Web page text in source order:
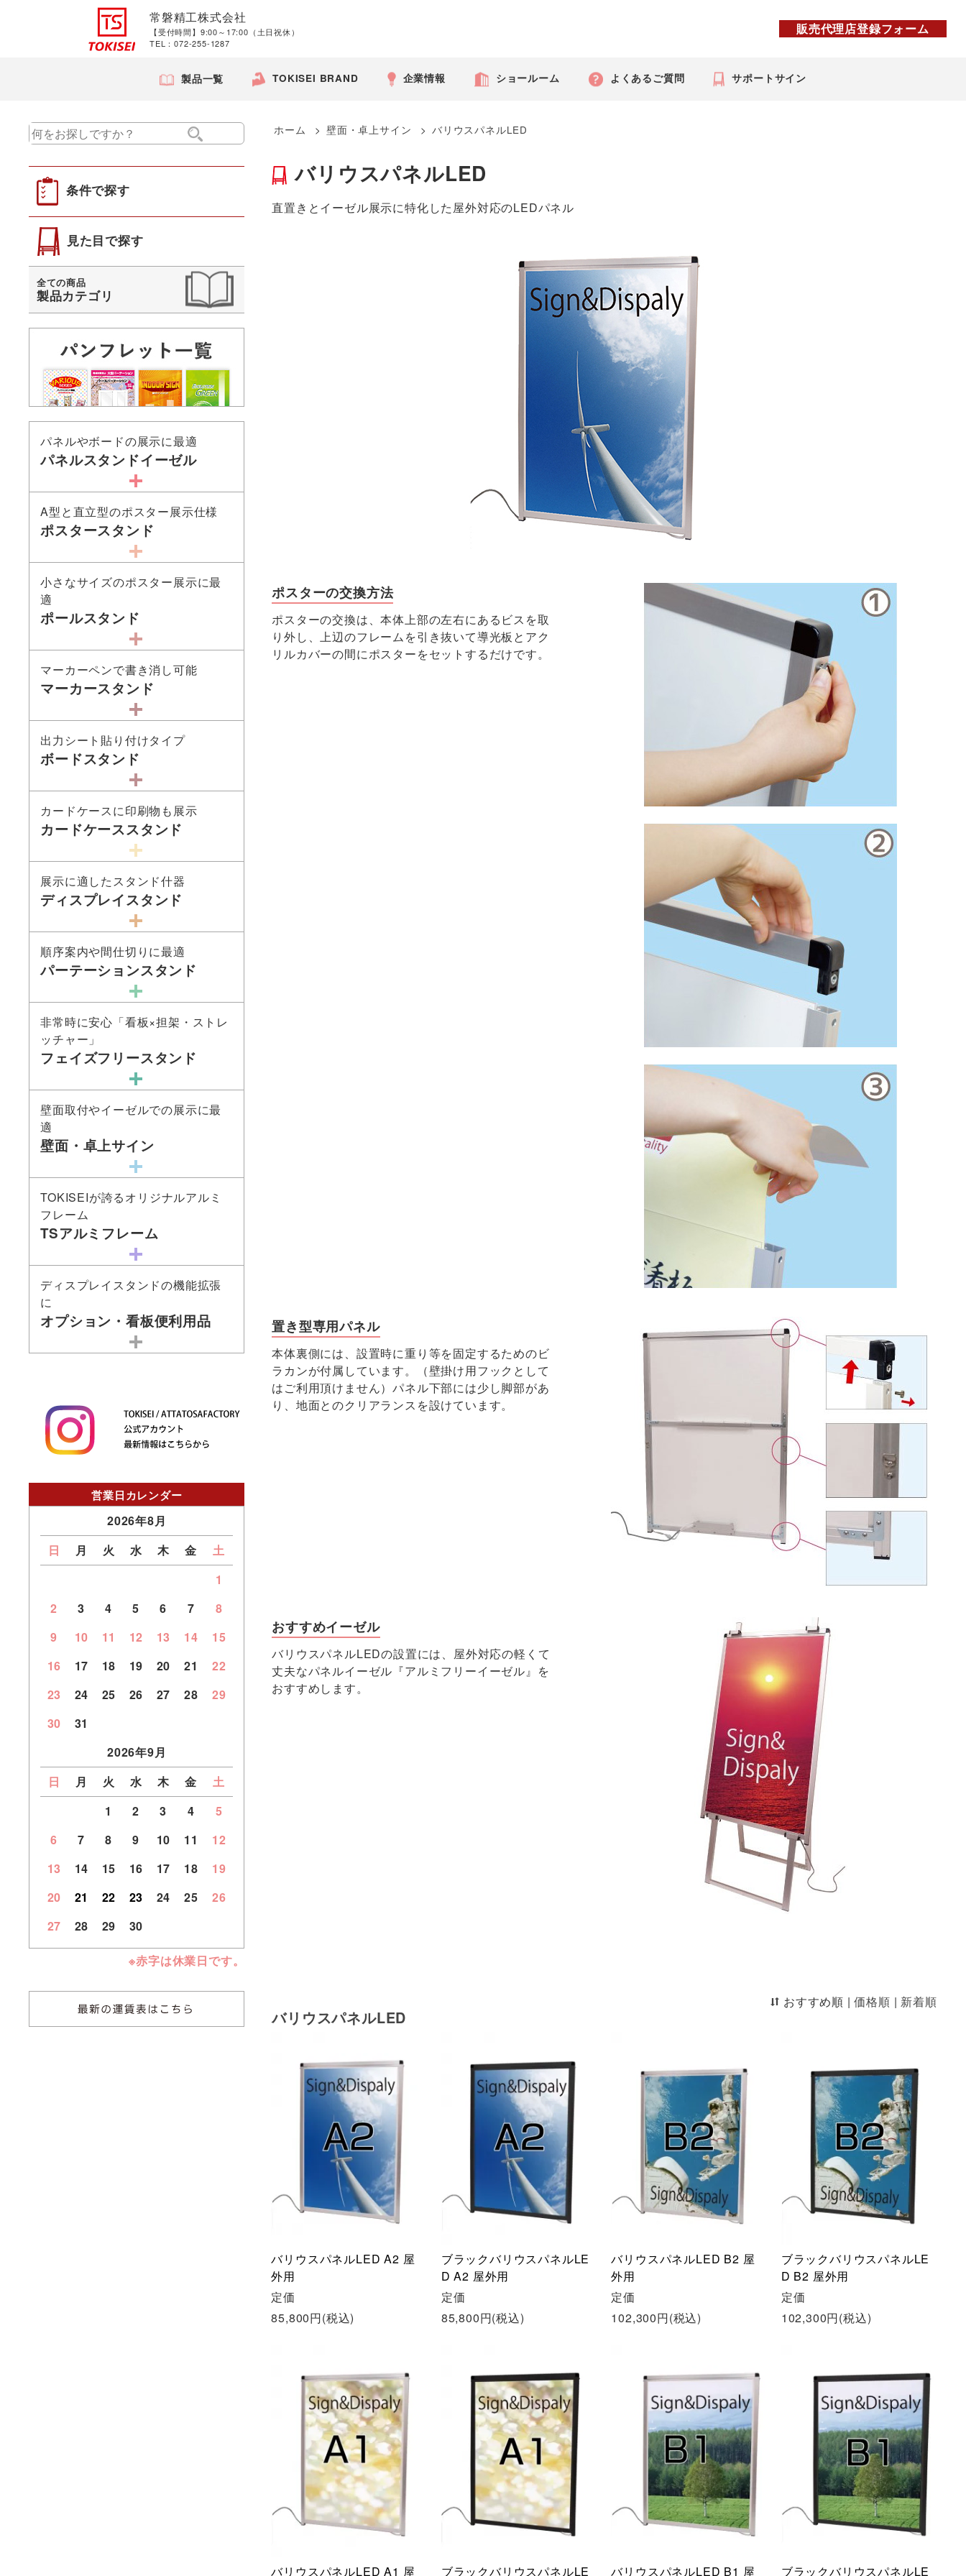
常磐精工株式会社
【受付時間】9:00～17:00（土日祝休）
TEL：072-255-1287
販売代理店登録フォーム
製品一覧 TOKISEI BRAND 企業情報 ショールーム よくあるご質問 サポートサイン
ホーム > 壁面・卓上サイン > バリウスパネルLED
バリウスパネルLED
直置きとイーゼル展示に特化した屋外対応のLEDパネル
ポスターの交換方法
ポスターの交換は、本体上部の左右にあるビスを取
り外し、上辺のフレームを引き抜いて導光板とアク
リルカバーの間にポスターをセットするだけです。
置き型専用パネル
本体裏側には、設置時に重り等を固定するためのビ
ラカンが付属しています。（壁掛け用フックとして
はご利用頂けません）パネル下部には少し脚部があ
り、地面とのクリアランスを設けています。
おすすめイーゼル
バリウスパネルLEDの設置には、屋外対応の軽くて
丈夫なパネルイーゼル『アルミフリーイーゼル』を
おすすめします。
バリウスパネルLED
おすすめ順 |価格順 | 新着順
バリウスパネルLED A2 屋
外用
定価
85,800円(税込)
ブラックバリウスパネルLE
D A2 屋外用
定価
85,800円(税込)
バリウスパネルLED B2 屋
外用
定価
102,300円(税込)
ブラックバリウスパネルLE
D B2 屋外用
定価
102,300円(税込)
バリウスパネルLED A1 屋 ブラックバリウスパネルLE バリウスパネルLED B1 屋 ブラックバリウスパネルLE
条件で探す
見た目で探す
全ての商品
製品カテゴリ
パネルやボードの展示に最適
パネルスタンドイーゼル
A型と直立型のポスター展示仕様
ポスタースタンド
小さなサイズのポスター展示に最
適
ポールスタンド
マーカーペンで書き消し可能
マーカースタンド
出力シート貼り付けタイプ
ボードスタンド
カードケースに印刷物も展示
カードケーススタンド
展示に適したスタンド什器
ディスプレイスタンド
順序案内や間仕切りに最適
パーテーションスタンド
非常時に安心「看板×担架・ストレ
ッチャー」
フェイズフリースタンド
壁面取付やイーゼルでの展示に最
適
壁面・卓上サイン
TOKISEIが誇るオリジナルアルミ
フレーム
TSアルミフレーム
ディスプレイスタンドの機能拡張
に
オプション・看板便利用品
営業日カレンダー
2026年8月
日
月 火 水 木 金
土
1
2
3 4 5 6 7
8
9
10 11 12 13 14
15
16
17 18 19 20 21
22
23
24 25 26 27 28
29
30
31
2026年9月
日
月 火 水 木 金
土
1
2 3 4
5
6
7 8 9 10 11
12
13
14 15 16 17 18
19
20
21 22 23 24 25
26
27
28 29 30
※赤字は休業日です。